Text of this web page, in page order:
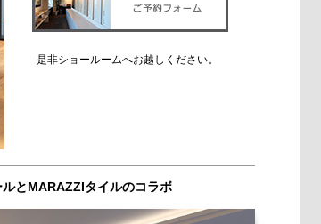
是非ショールームへお越しください。
とMARAZZIタイルのコラボ